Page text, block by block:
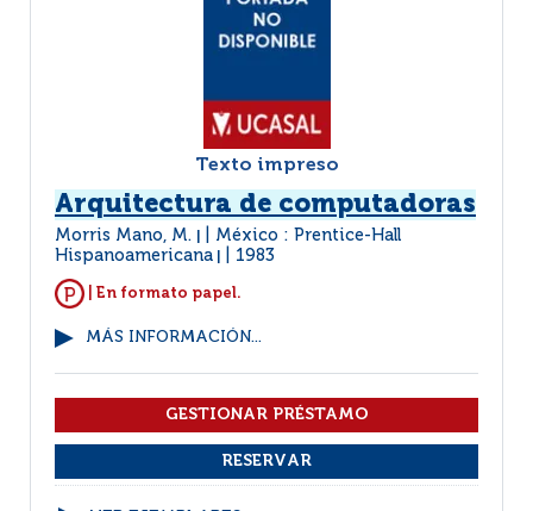
Texto impreso
Arquitectura de computadoras
Morris Mano, M.
México : Prentice-Hall
Hispanoamericana
1983
| En formato papel.
MÁS INFORMACIÓN...